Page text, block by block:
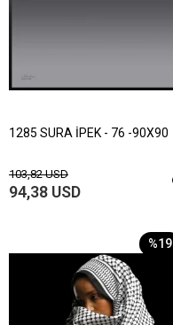
1285 SURA İPEK - 76 -90X90
103,82 USD
94,38 USD
%19